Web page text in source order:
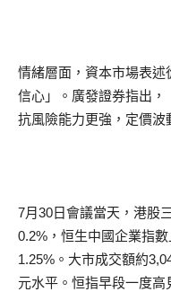
情緒層面，資本市場表
信心」。廣發證券指出
抗風險能力更強，定價波
7月30日會議當天，港股
0.2%，恒生中國企業指
1.25%。大市成交額約
元水平。恒指早段一度高